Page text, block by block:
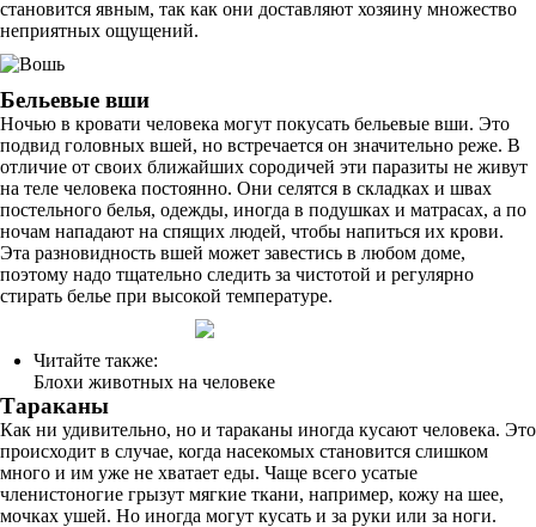
становится явным, так как они доставляют хозяину множество
неприятных ощущений.
Бельевые вши
Ночью в кровати человека могут покусать бельевые вши. Это
подвид головных вшей, но встречается он значительно реже. В
отличие от своих ближайших сородичей эти паразиты не живут
на теле человека постоянно. Они селятся в складках и швах
постельного белья, одежды, иногда в подушках и матрасах, а по
ночам нападают на спящих людей, чтобы напиться их крови.
Эта разновидность вшей может завестись в любом доме,
поэтому надо тщательно следить за чистотой и регулярно
стирать белье при высокой температуре.
Читайте также:
Блохи животных на человеке
Тараканы
Как ни удивительно, но и тараканы иногда кусают человека. Это
происходит в случае, когда насекомых становится слишком
много и им уже не хватает еды. Чаще всего усатые
членистоногие грызут мягкие ткани, например, кожу на шее,
мочках ушей. Но иногда могут кусать и за руки или за ноги.